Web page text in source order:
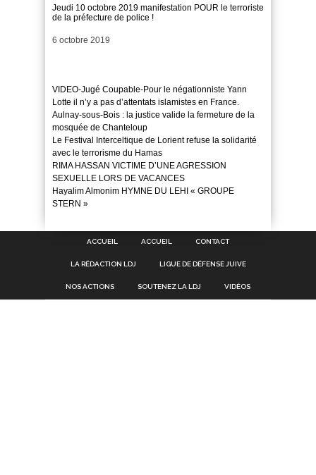
Jeudi 10 octobre 2019 manifestation POUR le terroriste
de la préfecture de police !
Date
6 octobre 2019
VIDEO-Jugé Coupable-Pour le négationniste Yann
Lotte il n’y a pas d’attentats islamistes en France.
Aulnay-sous-Bois : la justice valide la fermeture de la
mosquée de Chanteloup
Le Festival Interceltique de Lorient refuse la solidarité
avec le terrorisme du Hamas
RIMA HASSAN VICTIME D’UNE AGRESSION
SEXUELLE LORS DE VACANCES
Hayalim Almonim HYMNE DU LEHI « GROUPE
STERN »
ACCUEIL ACCUEIL CONTACT
LA RÉDACTION LDJ LIGUE DE DÉFENSE JUIVE
NOS ACTIONS SOUTENEZ LA LDJ VIDÉOS